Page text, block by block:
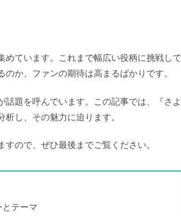
ています。これまで幅広い役柄に挑戦して
か、ファンの期待は高まるばかりです。
題を呼んでいます。この記事では、『さよ
し、その魅力に迫ります。
ので、ぜひ最後までご覧ください。
とテーマ